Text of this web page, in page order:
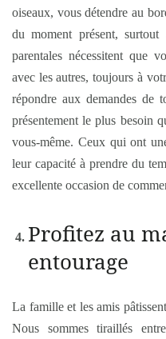
oiseaux, vous détendre au
du moment présent,
parentales nécessitent que
avec les autres, toujours à
répondre aux demandes de
présentement le plus besoin
vous-même. Ceux qui ont
leur capacité à prendre du
excellente occasion de
Profitez au
entourage
La famille et les amis
Nous sommes tiraillés